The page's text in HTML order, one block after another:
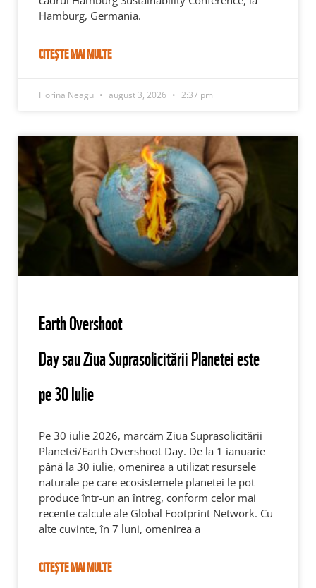
Hamburg, Germania.
CITEȘTE MAI MULTE
Florina Neagu august 3, 2026 2:37 pm
Earth Overshoot
Day sau Ziua Suprasolicitării Planetei este
pe 30 Iulie
Pe 30 iulie 2026, marcăm Ziua Suprasolicitării
Planetei/Earth Overshoot Day. De la 1 ianuarie
până la 30 iulie, omenirea a utilizat resursele
naturale pe care ecosistemele planetei le pot
produce într-un an întreg, conform celor mai
recente calcule ale Global Footprint Network. Cu
alte cuvinte, în 7 luni, omenirea a
CITEȘTE MAI MULTE